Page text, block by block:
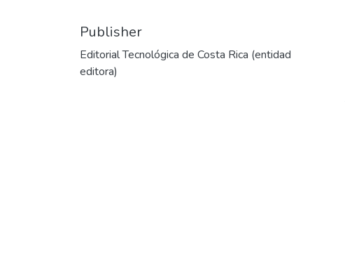
Publisher
Editorial Tecnológica de Costa Rica (entidad
editora)